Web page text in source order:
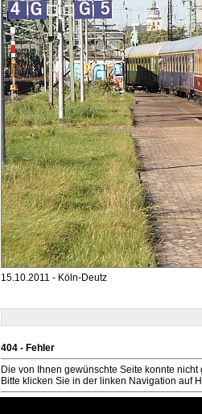
15.10.2011 - Köln-Deutz
404 - Fehler
Die von Ihnen gewünschte Seite konnte nicht
Bitte klicken Sie in der linken Navigation auf